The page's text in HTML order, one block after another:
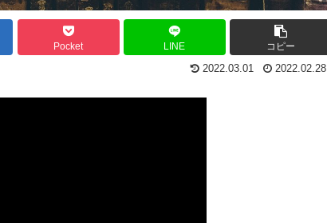
Pocket LINE コピー
2022.03.01 2022.02.28